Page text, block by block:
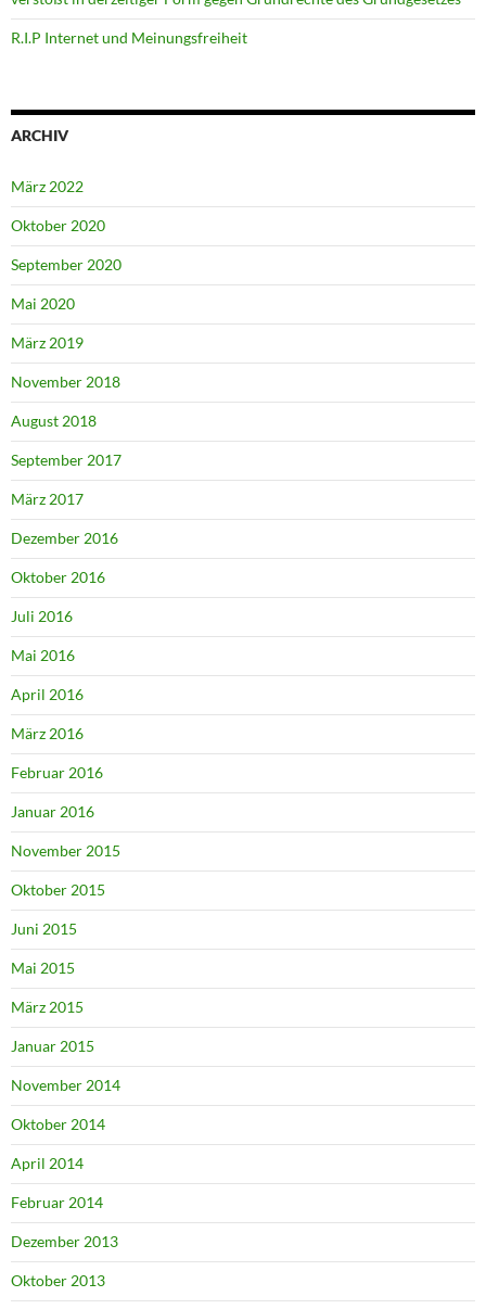
R.I.P Internet und Meinungsfreiheit
ARCHIV
März 2022
Oktober 2020
September 2020
Mai 2020
März 2019
November 2018
August 2018
September 2017
März 2017
Dezember 2016
Oktober 2016
Juli 2016
Mai 2016
April 2016
März 2016
Februar 2016
Januar 2016
November 2015
Oktober 2015
Juni 2015
Mai 2015
März 2015
Januar 2015
November 2014
Oktober 2014
April 2014
Februar 2014
Dezember 2013
Oktober 2013